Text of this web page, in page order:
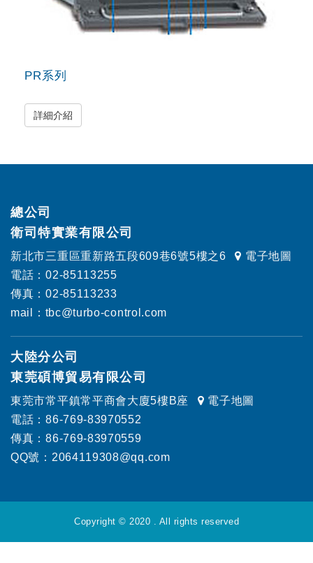
PR系列
詳細介紹
總公司
衛司特實業有限公司
新北市三重區重新路五段609巷6號5樓之6
電子地圖
電話：02-85113255
傳真：02-85113233
mail：tbc@turbo-control.com
大陸分公司
東莞碩博貿易有限公司
東莞市常平鎮常平商會大廈5樓B座
電子地圖
電話：86-769-83970552
傳真：86-769-83970559
QQ號：2064119308@qq.com
Copyright © 2020 . All rights reserved